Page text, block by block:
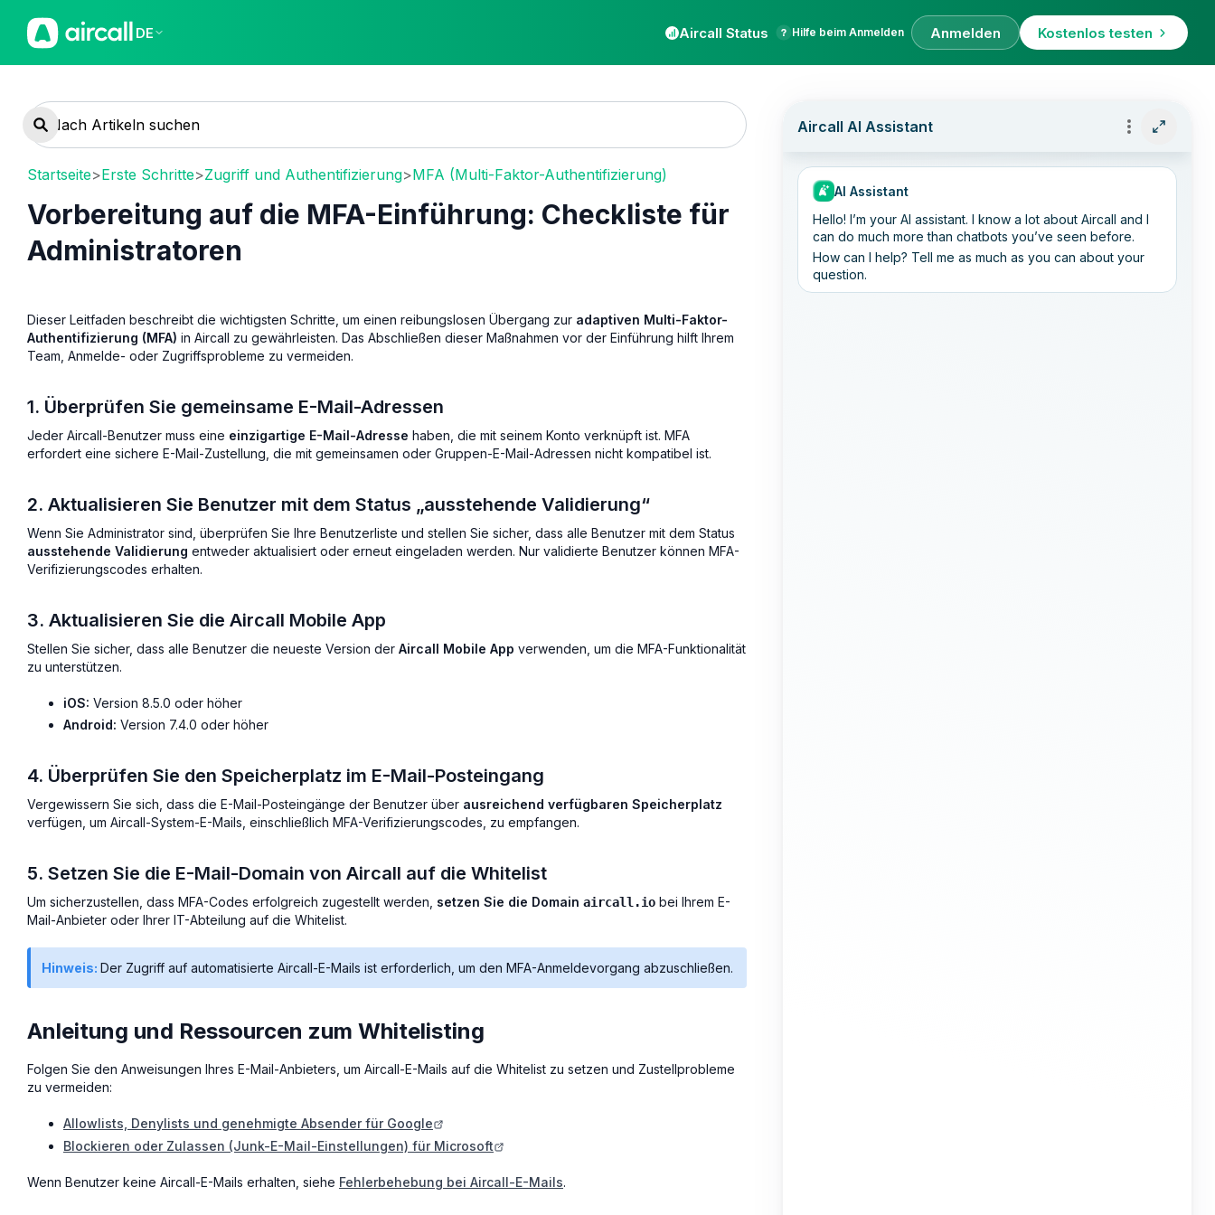
DE Aircall Status Hilfe beim Anmelden Anmelden Kostenlos testen
Startseite>Erste Schritte>Zugriff und Authentifizierung>MFA (Multi-Faktor-Authentifizierung)
Vorbereitung auf die MFA-Einführung: Checkliste für
Administratoren
Dieser Leitfaden beschreibt die wichtigsten Schritte, um einen reibungslosen Übergang zur adaptiven Multi-Faktor-
Authentifizierung (MFA) in Aircall zu gewährleisten. Das Abschließen dieser Maßnahmen vor der Einführung hilft Ihrem
Team, Anmelde- oder Zugriffsprobleme zu vermeiden.
1. Überprüfen Sie gemeinsame E-Mail-Adressen
Jeder Aircall-Benutzer muss eine einzigartige E-Mail-Adresse haben, die mit seinem Konto verknüpft ist. MFA
erfordert eine sichere E-Mail-Zustellung, die mit gemeinsamen oder Gruppen-E-Mail-Adressen nicht kompatibel ist.
2. Aktualisieren Sie Benutzer mit dem Status „ausstehende Validierung“
Wenn Sie Administrator sind, überprüfen Sie Ihre Benutzerliste und stellen Sie sicher, dass alle Benutzer mit dem Status
ausstehende Validierung entweder aktualisiert oder erneut eingeladen werden. Nur validierte Benutzer können MFA-
Verifizierungscodes erhalten.
3. Aktualisieren Sie die Aircall Mobile App
Stellen Sie sicher, dass alle Benutzer die neueste Version der Aircall Mobile App verwenden, um die MFA-Funktionalität
zu unterstützen.
iOS: Version 8.5.0 oder höher
Android: Version 7.4.0 oder höher
4. Überprüfen Sie den Speicherplatz im E-Mail-Posteingang
Vergewissern Sie sich, dass die E-Mail-Posteingänge der Benutzer über ausreichend verfügbaren Speicherplatz
verfügen, um Aircall-System-E-Mails, einschließlich MFA-Verifizierungscodes, zu empfangen.
5. Setzen Sie die E-Mail-Domain von Aircall auf die Whitelist
Um sicherzustellen, dass MFA-Codes erfolgreich zugestellt werden, setzen Sie die Domain aircall.io bei Ihrem E-
Mail-Anbieter oder Ihrer IT-Abteilung auf die Whitelist.
Hinweis: Der Zugriff auf automatisierte Aircall-E-Mails ist erforderlich, um den MFA-Anmeldevorgang abzuschließen.
Anleitung und Ressourcen zum Whitelisting
Folgen Sie den Anweisungen Ihres E-Mail-Anbieters, um Aircall-E-Mails auf die Whitelist zu setzen und Zustellprobleme
zu vermeiden:
Allowlists, Denylists und genehmigte Absender für Google
Blockieren oder Zulassen (Junk-E-Mail-Einstellungen) für Microsoft
Wenn Benutzer keine Aircall-E-Mails erhalten, siehe Fehlerbehebung bei Aircall-E-Mails.